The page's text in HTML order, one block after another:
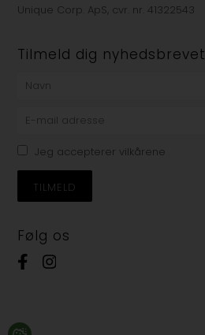
Unique Corp. ApS, cvr. nr. 41322543
Tilmeld dig nyhedsbrevet
Jeg accepterer vilkårene
Følg os